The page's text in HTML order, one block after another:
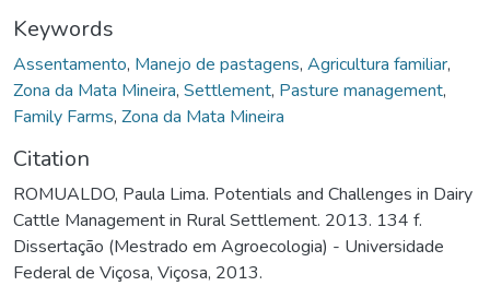
Keywords
Assentamento, Manejo de pastagens, Agricultura familiar,
Zona da Mata Mineira, Settlement, Pasture management,
Family Farms, Zona da Mata Mineira
Citation
ROMUALDO, Paula Lima. Potentials and Challenges in Dairy
Cattle Management in Rural Settlement. 2013. 134 f.
Dissertação (Mestrado em Agroecologia) - Universidade
Federal de Viçosa, Viçosa, 2013.